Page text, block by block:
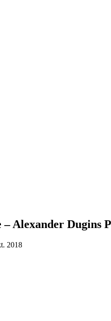
Alexander Dugins
2018